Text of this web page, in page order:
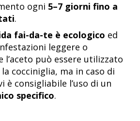
ogni 5–7 giorni fino a
.
fai-da-te è ecologico ed
leggere o
l’aceto può essere utilizzato
cocciniglia, ma in caso di
è consigliabile l’uso di un
specifico.